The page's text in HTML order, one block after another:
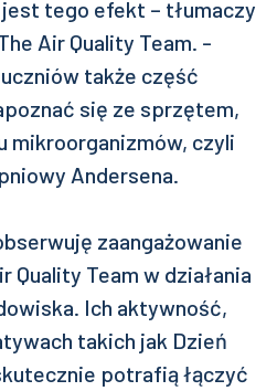
tego efekt – tłumaczy
Air Quality Team. -
także część
się ze sprzętem,
mikroorganizmów, czyli
Andersena.
zaangażowanie
Quality Team w działania
Ich aktywność,
takich jak Dzień
potrafią łączyć